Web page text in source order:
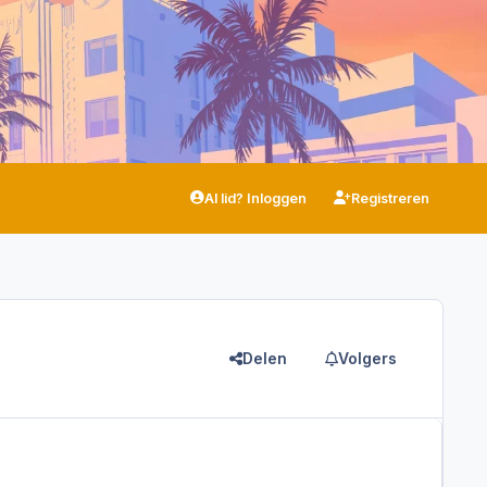
Al lid? Inloggen Registreren
Delen Volgers